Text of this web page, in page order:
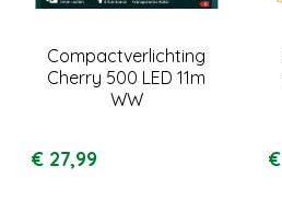
Compactverlichting
Cherry 500 LED 11m
WW
€ 27,99 €